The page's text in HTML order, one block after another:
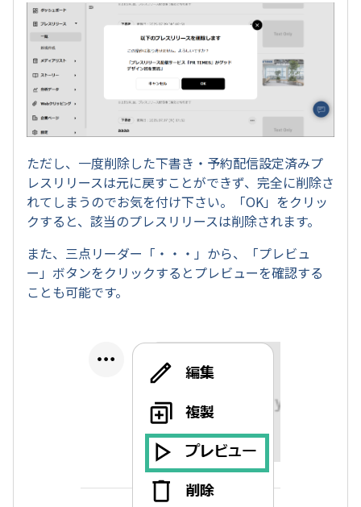
ただし、一度削除した下書き・予約配信設定済みプ
レスリリースは元に戻すことができず、完全に削除さ
れてしまうのでお気を付け下さい。「OK」をクリッ
クすると、該当のプレスリリースは削除されます。
また、三点リーダー「・・・」から、「プレビュ
ー」ボタンをクリックするとプレビューを確認する
ことも可能です。